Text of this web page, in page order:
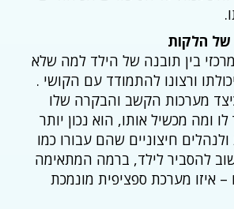
של הלקות
בין תובנה של הילד למה שלא
ורצונו להתמודד עם הקושי .
מערכות הקשב והבקרה שלו
ומה מכשיל אותו, הוא נכון יותר
ולנהלים חיצוניים שהם עבורו כמו
להסביר לילד, ברמה המתאימה
– איזו מערכת ספציפית מונמכת